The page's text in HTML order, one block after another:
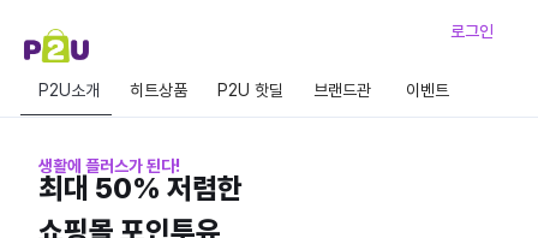
로그인
P2U소개 히트상품 P2U 핫딜 브랜드관 이벤트